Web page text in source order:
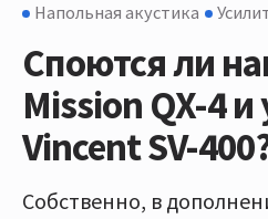
Напольная акустика
Споются ли
Mission QX-4
Vincent SV-
Собственно, в